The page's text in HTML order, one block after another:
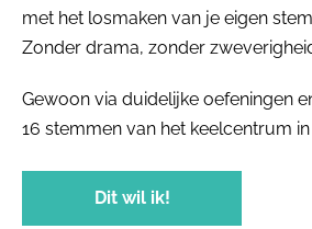
met het losmaken van je eigen
Zonder drama, zonder
Gewoon via duidelijke oefeningen
16 stemmen van het keelcentrum
Dit wil ik!